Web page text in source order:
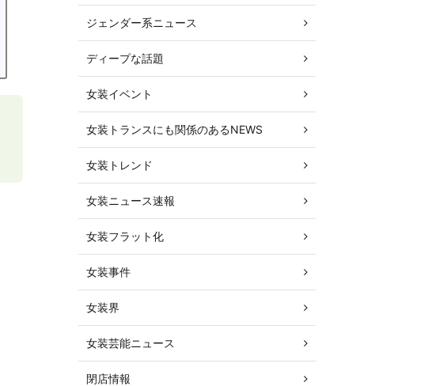
ジェンダー系ニュース
ディープな話題
女装イベント
女装トランスにも関係のあるNEWS
女装トレンド
女装ニュース速報
女装フラット化
女装事件
女装界
女装芸能ニュース
閉店情報